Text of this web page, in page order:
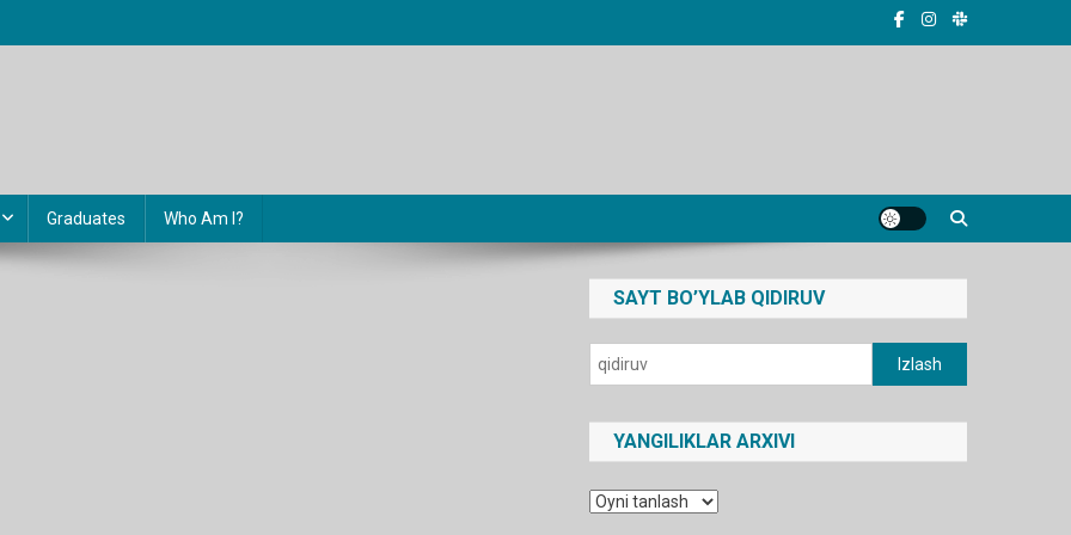
Graduates Who Am I?
SAYT BO’YLAB QIDIRUV
Qidirshish:
YANGILIKLAR ARXIVI
Yangiliklar